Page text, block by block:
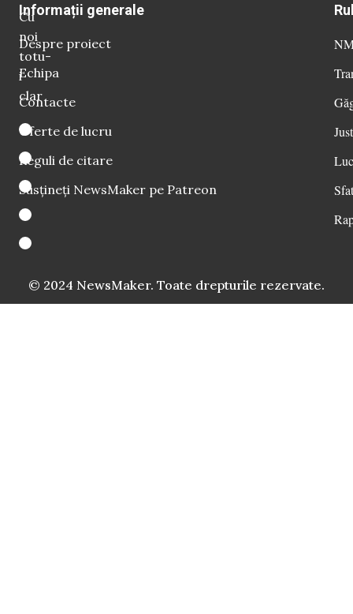
Cu
noi
totu-
i
clar
Informații generale
Despre proiect
Echipa
Contacte
Oferte de lucru
Reguli de citare
Susțineți NewsMaker pe Patreon
© 2024 NewsMaker. Toate drepturile rezervate.